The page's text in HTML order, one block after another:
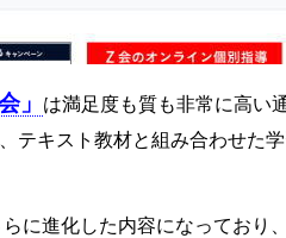
」 は満足度も質も非常に高い
テキスト教材と組み合わせた
に進化した内容になっており